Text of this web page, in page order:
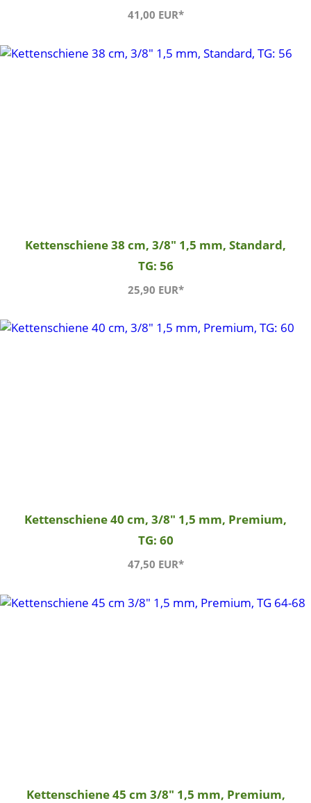
41,00 EUR*
Kettenschiene 38 cm, 3/8" 1,5 mm, Standard,
TG: 56
25,90 EUR*
Kettenschiene 40 cm, 3/8" 1,5 mm, Premium,
TG: 60
47,50 EUR*
Kettenschiene 45 cm 3/8" 1,5 mm, Premium,